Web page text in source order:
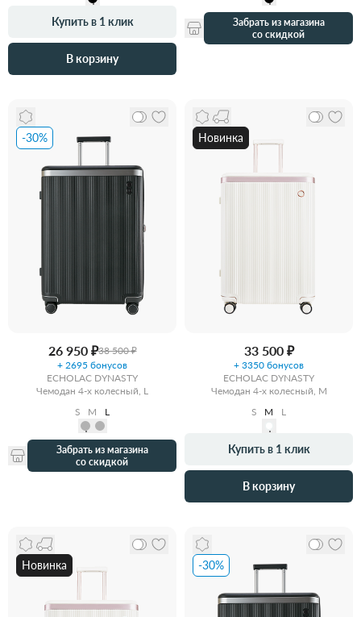
Купить в 1 клик
В корзину
Забрать из магазина
со скидкой
-30%
26 950 ₽38 500 ₽
+ 2695 бонусов
ECHOLAC DYNASTY
Чемодан 4-х колесный, L
S
M L
Забрать из магазина
со скидкой
Новинка
33 500 ₽
+ 3350 бонусов
ECHOLAC DYNASTY
Чемодан 4-х колесный, M
S
M L
Купить в 1 клик
В корзину
Новинка -30%